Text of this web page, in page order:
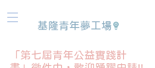
基隆青年夢工場
「第七屆青年公益實踐計